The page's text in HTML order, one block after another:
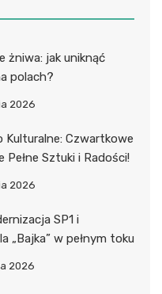
żniwa: jak uniknąć
polach?
2026
Kulturalne: Czwartkowe
Pełne Sztuki i Radości!
2026
SP1 i
„Bajka” w pełnym toku
2026